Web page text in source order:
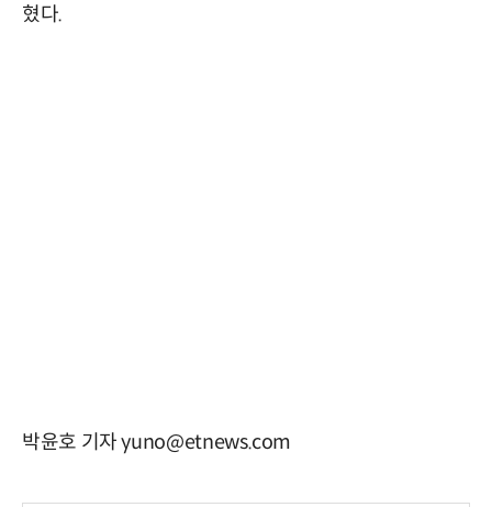
혔다.
박윤호 기자 yuno@etnews.com